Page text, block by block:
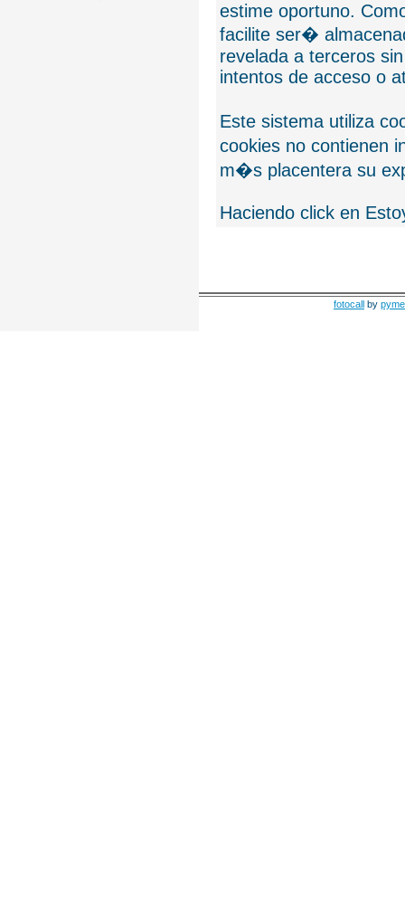
estime oportuno.
facilite ser�
revelada a terceros
intentos de acceso o
Este sistema utiliza
cookies no contienen
m�s placentera su
Haciendo click en
fotocall by